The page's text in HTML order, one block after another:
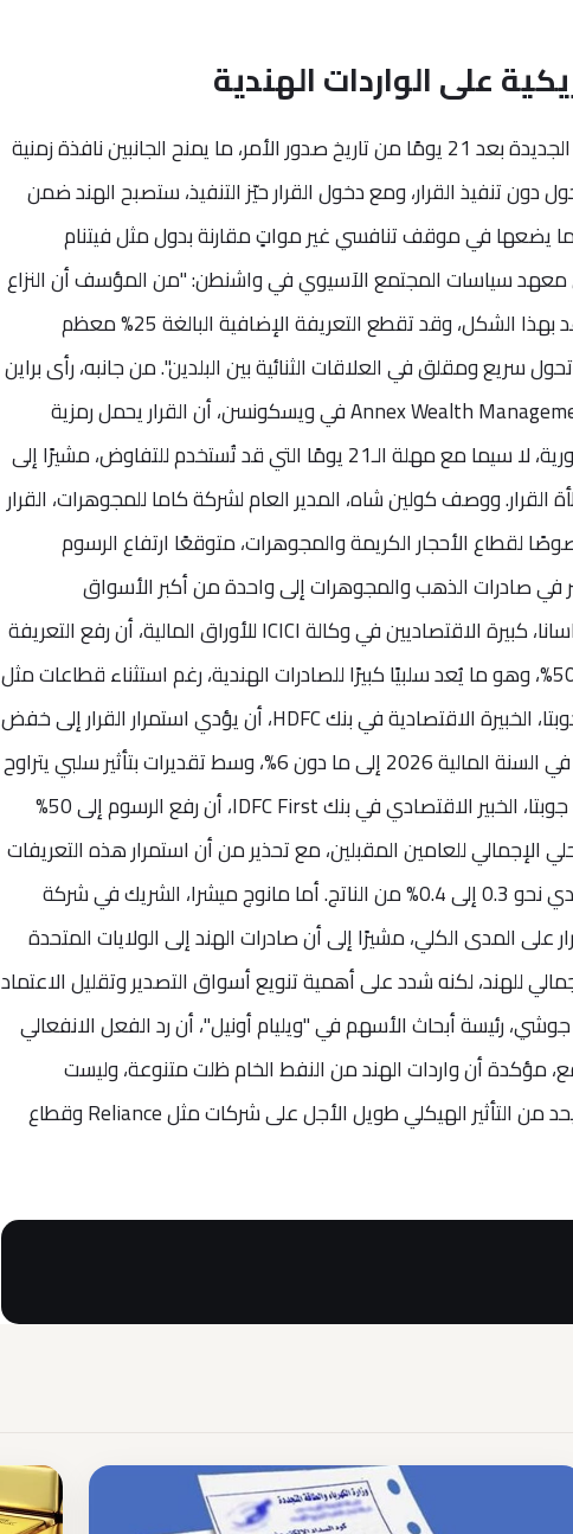
على الواردات الهندية
بموجب القرار، ستُفرض التعريفة الجمركية الجديدة بعد 21 يومًا من تاريخ صدور الأمر، ما يمنح الجانبين نافذة زمنية
تنفيذ القرار، ومع دخول القرار حيّز التنفيذ، ستصبح الهند ضمن
مما يضعها في موقف تنافسي غير مواتٍ مقارنة بدول مثل فيتنام
معهد سياسات المجتمع الآسيوي في واشنطن: "من المؤسف أن النزاع
التجاري بين الولايات المتحدة والهند يتصاعد بهذا الشكل، وقد تقطع التعريفة الإضافية البالغة 25% معظم
سريع ومقلق في العلاقات الثنائية بين البلدين". من جانبه، رأى براين
جاكوبسن، كبير الاقتصاديين في شركة Annex Wealth Management في ويسكونسن، أن القرار يحمل رمزية
سياسية أكثر من كونه خطوة اقتصادية فورية، لا سيما مع مهلة الـ21 يومًا التي قد تُستخدم للتفاوض، مشيرًا إلى
ووصف كولين شاه، المدير العام لشركة كاما للمجوهرات، القرار
لقطاع الأحجار الكريمة والمجوهرات، متوقعًا ارتفاع الرسوم
في صادرات الذهب والمجوهرات إلى واحدة من أكبر الأسواق
الاستهلاكية في العالم. بدورها، أكدت أ. براسانا، كبيرة الاقتصاديين في وكالة ICICI للأوراق المالية، أن رفع التعريفة
الجمركية سيؤدي إلى معدل إجمالي يبلغ 50%، وهو ما يُعد سلبيًا كبيرًا للصادرات الهندية، رغم استثناء قطاعات مثل
الإلكترونيات والأدوية. وتوقعت ساكشي جوبتا، الخبيرة الاقتصادية في بنك HDFC، أن يؤدي استمرار القرار إلى خفض
توقعات نمو الناتج المحلي الإجمالي للهند في السنة المالية 2026 إلى ما دون 6%، وسط تقديرات بتأثير سلبي يتراوح
بين 40 و50 نقطة أساس. ورأى جورا سين جوبتا، الخبير الاقتصادي في بنك IDFC First، أن رفع الرسوم إلى 50%
الإجمالي للعامين المقبلين، مع تحذير من أن استمرار هذه التعريفات
حتى مارس 2026 قد يُكلف الاقتصاد الهندي نحو 0.3 إلى 0.4% من الناتج. أما مانوج ميشرا، الشريك في شركة
على المدى الكلي، مشيرًا إلى أن صادرات الهند إلى الولايات المتحدة
الإجمالي للهند، لكنه شدد على أهمية تنويع أسواق التصدير وتقليل الاعتماد
رئيسة أبحاث الأسهم في "ويليام أونيل"، أن رد الفعل الانفعالي
مؤكدة أن واردات الهند من النفط الخام ظلت متنوعة، وليست
معتمدة على روسيا بشكل حصري، ما قد يحد من التأثير الهيكلي طويل الأجل على شركات مثل Reliance وقطاع